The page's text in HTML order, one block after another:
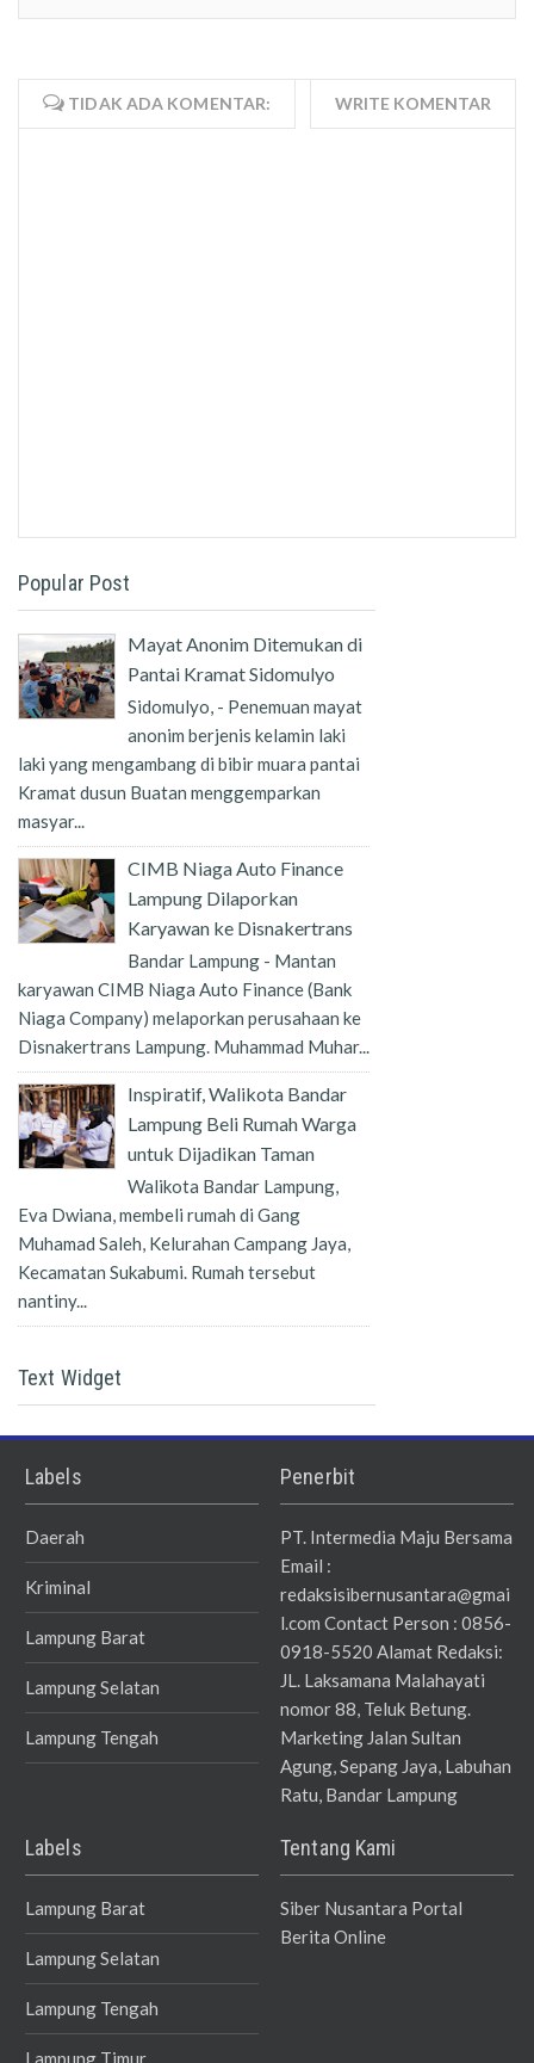
TIDAK ADA KOMENTAR: WRITE KOMENTAR
Popular Post
Mayat Anonim Ditemukan di
Pantai Kramat Sidomulyo
Sidomulyo, - Penemuan mayat
anonim berjenis kelamin laki
laki yang mengambang di bibir muara pantai
Kramat dusun Buatan menggemparkan
masyar...
CIMB Niaga Auto Finance
Lampung Dilaporkan
Karyawan ke Disnakertrans
Bandar Lampung - Mantan
karyawan CIMB Niaga Auto Finance (Bank
Niaga Company) melaporkan perusahaan ke
Disnakertrans Lampung. Muhammad Muhar...
Inspiratif, Walikota Bandar
Lampung Beli Rumah Warga
untuk Dijadikan Taman
Walikota Bandar Lampung,
Eva Dwiana, membeli rumah di Gang
Muhamad Saleh, Kelurahan Campang Jaya,
Kecamatan Sukabumi. Rumah tersebut
nantiny...
Text Widget
Labels
Daerah
Kriminal
Lampung Barat
Lampung Selatan
Lampung Tengah
Penerbit
PT. Intermedia Maju Bersama
Email :
redaksisibernusantara@gmai
l.com Contact Person : 0856-
0918-5520 Alamat Redaksi:
JL. Laksamana Malahayati
nomor 88, Teluk Betung.
Marketing Jalan Sultan
Agung, Sepang Jaya, Labuhan
Ratu, Bandar Lampung
Labels
Lampung Barat
Lampung Selatan
Lampung Tengah
Lampung Timur
Tentang Kami
Siber Nusantara Portal
Berita Online